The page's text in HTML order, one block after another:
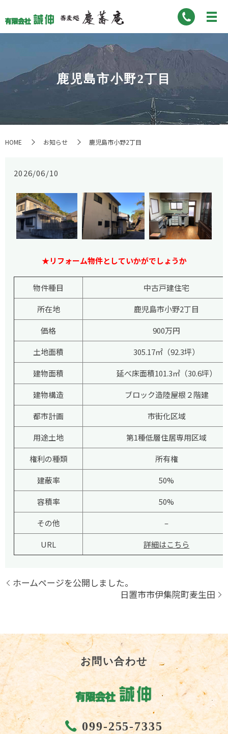
鹿児島市小野2丁目
HOME お知らせ 鹿児島市小野2丁目
2026/06/10
★リフォーム物件としていかがでしょうか
物件種目
中古戸建住宅
所在地
鹿児島市小野2丁目
価格
900万円
土地面積
305.17㎡（92.3坪）
建物面積
延べ床面積101.3㎡（30.6坪）
建物構造
ブロック造陸屋根２階建
都市計画
市街化区域
用途土地
第1種低層住居専用区域
権利の種類
所有権
建蔽率
50%
容積率
50%
その他
–
URL
詳細はこちら
ホームページを公開しました。
日置市市伊集院町麦生田
お問い合わせ
099-255-7335